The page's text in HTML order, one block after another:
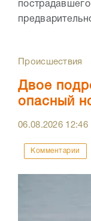
Происшествия
Двое
опасный
06.08.2026 12:46
Комментарии